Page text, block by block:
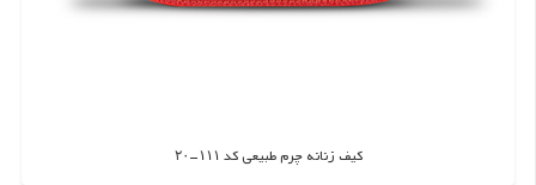
کیف زنانه چرم طبیعی کد ۱۱۱-۲۰
اطلاعات بیشتر